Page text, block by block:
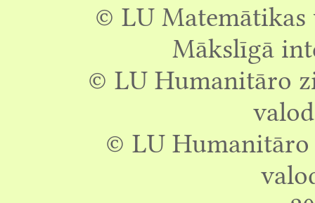
© LU
Mākslīgā
© LU Humanitāro
© LU